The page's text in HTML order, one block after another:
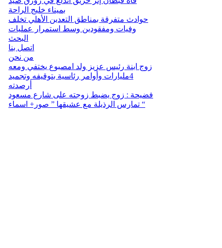
بميناء خليج الراحة
حوادث متفرقة بمناطق التعدين الأهلي تخلف
وفيات ومفقودين وسط استمرار عمليات
البحث
اتصل بنا
من نحن
زوج ابنة رئيس عزيز ولد امصبوع يختفي ومعه
4مليارات وأوامر رئاسية بتوقيفه وتجميد
أرصدته
فضيحة : زوج يضبط زوجته على شارع مسعود
تمارس الرذيلة مع عشيقها ” صور+ اسماء “